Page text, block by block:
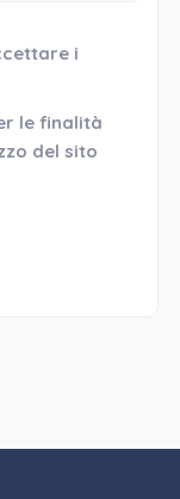
i
le finalità
del sito